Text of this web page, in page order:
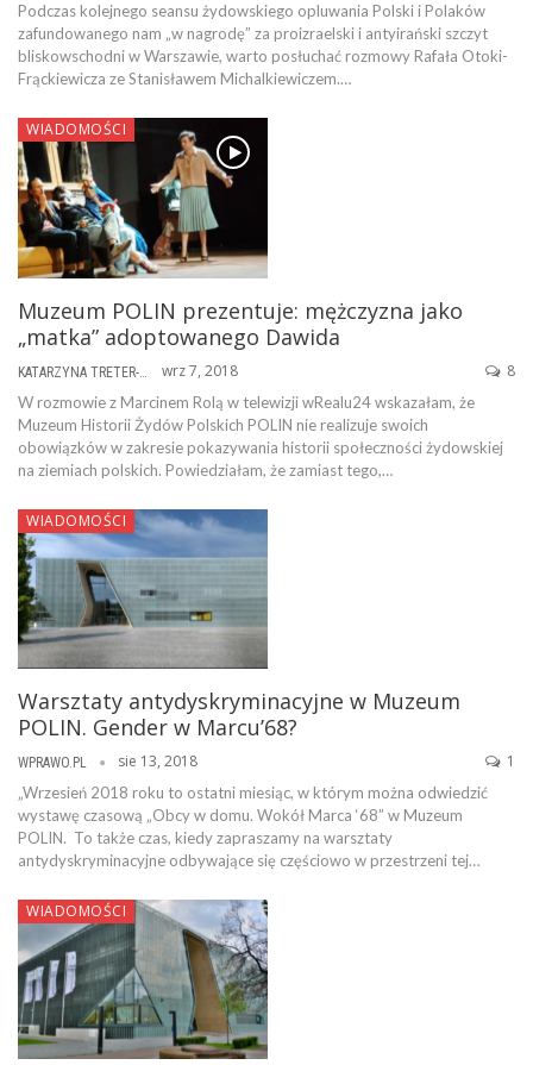
Podczas kolejnego seansu żydowskiego opluwania Polski i Polaków
zafundowanego nam „w nagrodę” za proizraelski i antyirański szczyt
bliskowschodni w Warszawie, warto posłuchać rozmowy Rafała Otoki-
Frąckiewicza ze Stanisławem Michalkiewiczem.…
WIADOMOŚCI
Muzeum POLIN prezentuje: mężczyzna jako
„matka” adoptowanego Dawida
wrz 7, 2018 8
W rozmowie z Marcinem Rolą w telewizji wRealu24 wskazałam, że
Muzeum Historii Żydów Polskich POLIN nie realizuje swoich
obowiązków w zakresie pokazywania historii społeczności żydowskiej
na ziemiach polskich. Powiedziałam, że zamiast tego,…
WIADOMOŚCI
Warsztaty antydyskryminacyjne w Muzeum
POLIN. Gender w Marcu’68?
WPRAWO.PL sie 13, 2018 1
„Wrzesień 2018 roku to ostatni miesiąc, w którym można odwiedzić
wystawę czasową „Obcy w domu. Wokół Marca ‘68” w Muzeum
POLIN. To także czas, kiedy zapraszamy na warsztaty
antydyskryminacyjne odbywające się częściowo w przestrzeni tej…
WIADOMOŚCI